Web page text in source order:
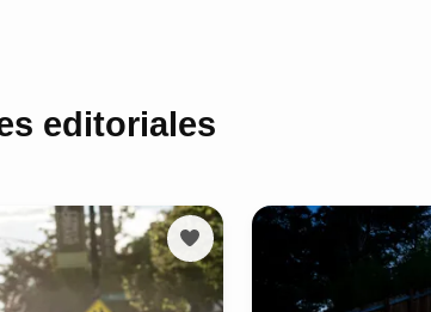
editoriales